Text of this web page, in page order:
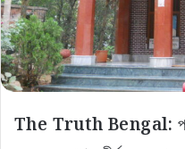
The Truth Bengal: